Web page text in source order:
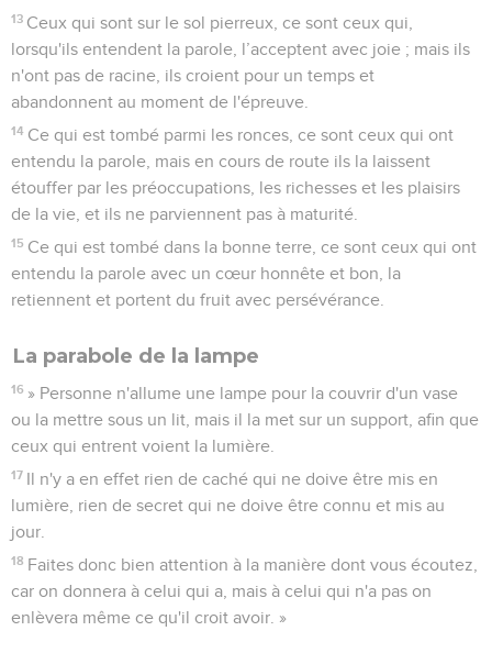
13 Ceux qui sont sur le sol pierreux, ce sont ceux qui,
lorsqu'ils entendent la parole, l’acceptent avec joie ; mais ils
n'ont pas de racine, ils croient pour un temps et
abandonnent au moment de l'épreuve.
14 Ce qui est tombé parmi les ronces, ce sont ceux qui ont
entendu la parole, mais en cours de route ils la laissent
étouffer par les préoccupations, les richesses et les plaisirs
de la vie, et ils ne parviennent pas à maturité.
15 Ce qui est tombé dans la bonne terre, ce sont ceux qui ont
entendu la parole avec un cœur honnête et bon, la
retiennent et portent du fruit avec persévérance.
La parabole de la lampe
16 » Personne n'allume une lampe pour la couvrir d'un vase
ou la mettre sous un lit, mais il la met sur un support, afin que
ceux qui entrent voient la lumière.
17 Il n'y a en effet rien de caché qui ne doive être mis en
lumière, rien de secret qui ne doive être connu et mis au
jour.
18 Faites donc bien attention à la manière dont vous écoutez,
car on donnera à celui qui a, mais à celui qui n'a pas on
enlèvera même ce qu'il croit avoir. »